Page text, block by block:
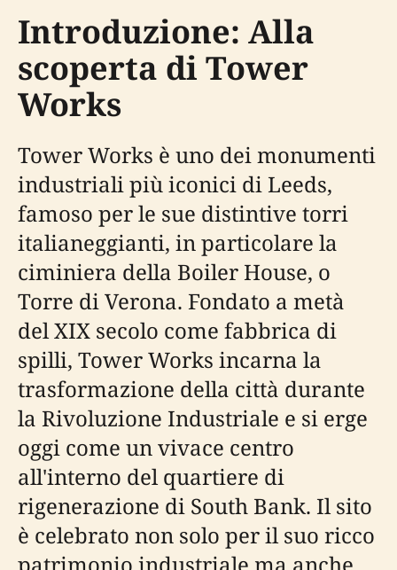
Introduzione: Alla
scoperta di Tower
Works
Tower Works è uno dei monumenti
industriali più iconici di Leeds,
famoso per le sue distintive torri
italianeggianti, in particolare la
ciminiera della Boiler House, o
Torre di Verona. Fondato a metà
del XIX secolo come fabbrica di
spilli, Tower Works incarna la
trasformazione della città durante
la Rivoluzione Industriale e si erge
oggi come un vivace centro
all'interno del quartiere di
rigenerazione di South Bank. Il sito
è celebrato non solo per il suo ricco